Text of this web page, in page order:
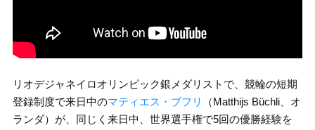
リオデジャネイロオリンピック銀メダリストで、競輪の短期
登録制度で来日中のマティエス・ブフリ
（Matthijs Büchli、オ
ランダ）が、同じく来日中、世界選手権で5回の優勝経験を